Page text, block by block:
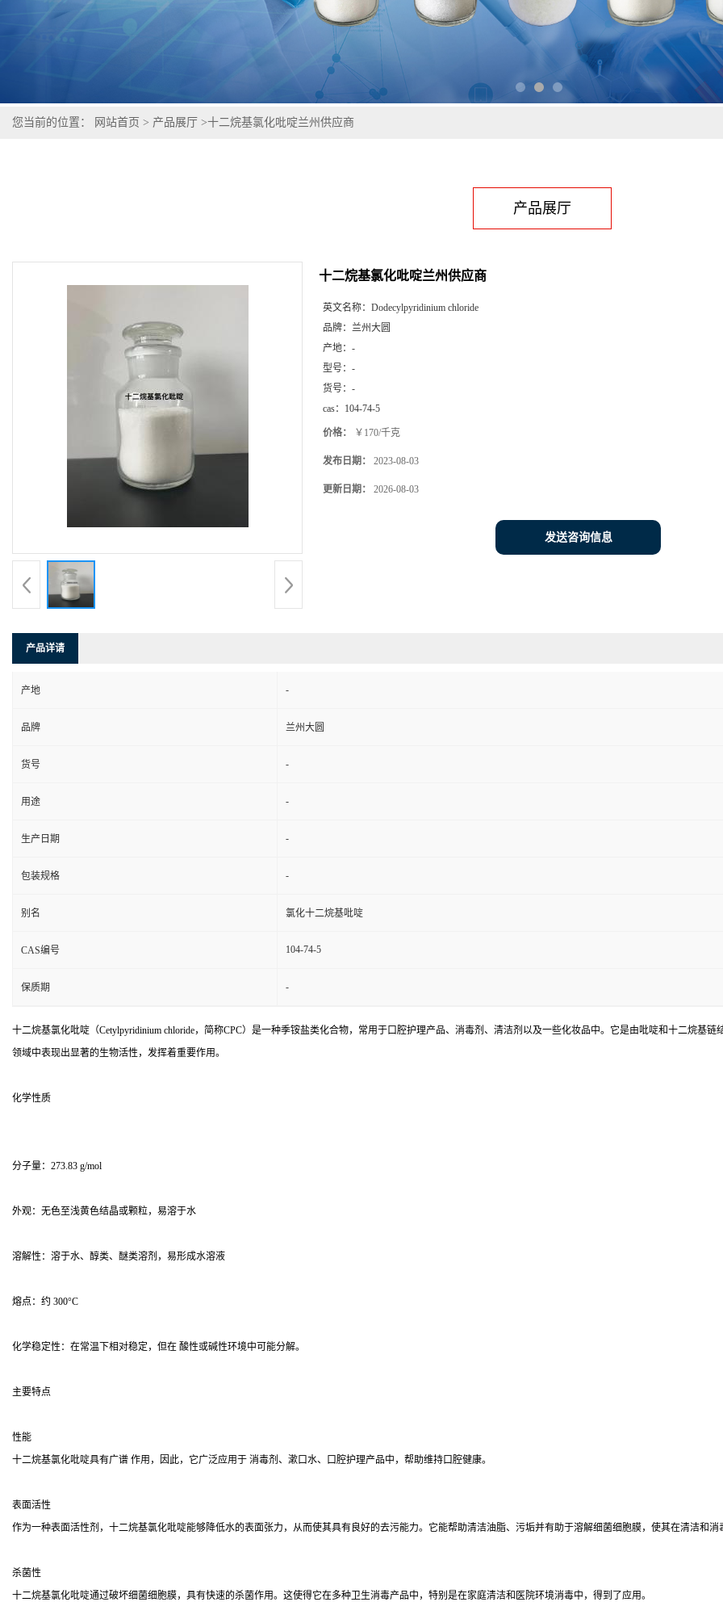
您当前的位置： 网站首页 > 产品展厅 >十二烷基氯化吡啶兰州供应商
产品展厅
十二烷基氯化吡啶兰州供应商
英文名称： Dodecylpyridinium chloride
品牌： 兰州大圆
产地： -
型号： -
货号： -
cas： 104-74-5
价格： ￥170/千克
发布日期： 2023-08-03
更新日期： 2026-08-03
发送咨询信息
产品详请
产地 -
品牌 兰州大圆
货号 -
用途 -
生产日期 -
包装规格 -
别名 氯化十二烷基吡啶
CAS编号 104-74-5
保质期 -
十二烷基氯化吡啶（Cetylpyridinium chloride，简称CPC）是一种季铵盐类化合物，常用于口腔护理产品、消毒剂、清洁剂以及一些化妆品中。它是由吡啶和十二烷基
领域中表现出显著的生物活性，发挥着重要作用。
化学性质
分子量：273.83 g/mol
外观：无色至浅黄色结晶或颗粒，易溶于水
溶解性：溶于水、醇类、醚类溶剂，易形成水溶液
熔点：约 300°C
化学稳定性：在常温下相对稳定，但在 酸性或碱性环境中可能分解。
主要特点
性能
十二烷基氯化吡啶具有广谱 作用，因此，它广泛应用于 消毒剂、漱口水、口腔护理产品中，帮助维持口腔健康。
表面活性
作为一种表面活性剂，十二烷基氯化吡啶能够降低水的表面张力，从而使其具有良好的去污能力。它能帮助清洁油脂、污垢并有助于溶解细菌细胞膜，使其在清洁和消
杀菌性
十二烷基氯化吡啶通过破坏细菌细胞膜，具有快速的杀菌作用。这使得它在多种卫生消毒产品中，特别是在家庭清洁和医院环境消毒中，得到了应用。